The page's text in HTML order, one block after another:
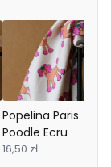
Popelina Paris
Poodle Ecru
16,50 zł